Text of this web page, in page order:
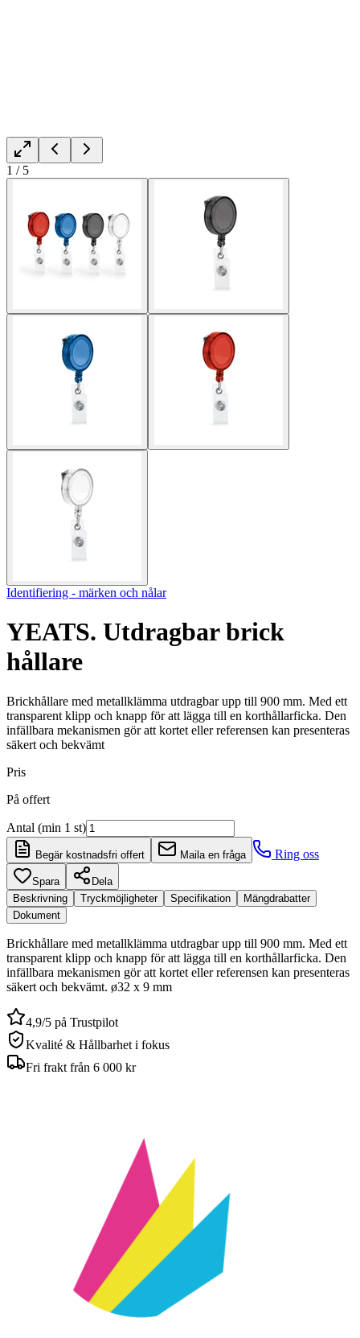
1 / 5
Identifiering - märken och nålar
YEATS. Utdragbar brick
hållare
Brickhållare med metallklämma utdragbar upp till 900 mm. Med ett
transparent klipp och knapp för att lägga till en korthållarficka. Den
infällbara mekanismen gör att kortet eller referensen kan presenteras
säkert och bekvämt
Pris
På offert
Antal (min 1 st)
Begär kostnadsfri offert Maila en fråga Ring oss
Spara
Dela
Beskrivning
Tryckmöjligheter Specifikation
Mängdrabatter
Dokument
Brickhållare med metallklämma utdragbar upp till 900 mm. Med ett
transparent klipp och knapp för att lägga till en korthållarficka. Den
infällbara mekanismen gör att kortet eller referensen kan presenteras
säkert och bekvämt. ø32 x 9 mm
4,9/5 på Trustpilot
Kvalité & Hållbarhet i fokus
Fri frakt från 6 000 kr